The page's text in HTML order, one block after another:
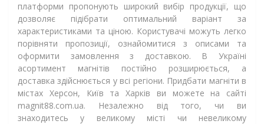
платформи пропонують широкий вибір продукції, що
дозволяє підібрати оптимальний варіант за
характеристиками та ціною. Користувачі можуть легко
порівняти пропозиції, ознайомитися з описами та
оформити замовлення з доставкою. В Україні
асортимент магнітів постійно розширюється, а
доставка здійснюється у всі регіони. Придбати магніти в
містах Херсон, Київ та Харків ви можете на сайті
magnit88.com.ua. Незалежно від того, чи ви
знаходитесь у великому місті чи невеликому